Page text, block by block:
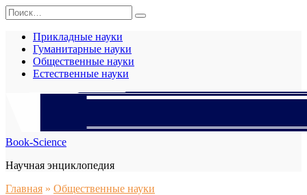
Перейти
к
содержанию
Search
for:
Прикладные науки
Гуманитарные науки
Общественные науки
Естественные науки
Book-Science
Научная энциклопедия
Главная » Общественные науки